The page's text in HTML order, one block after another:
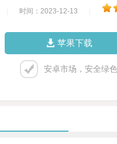
时间：2023-12-13
苹果下载
安卓市场，安全绿色